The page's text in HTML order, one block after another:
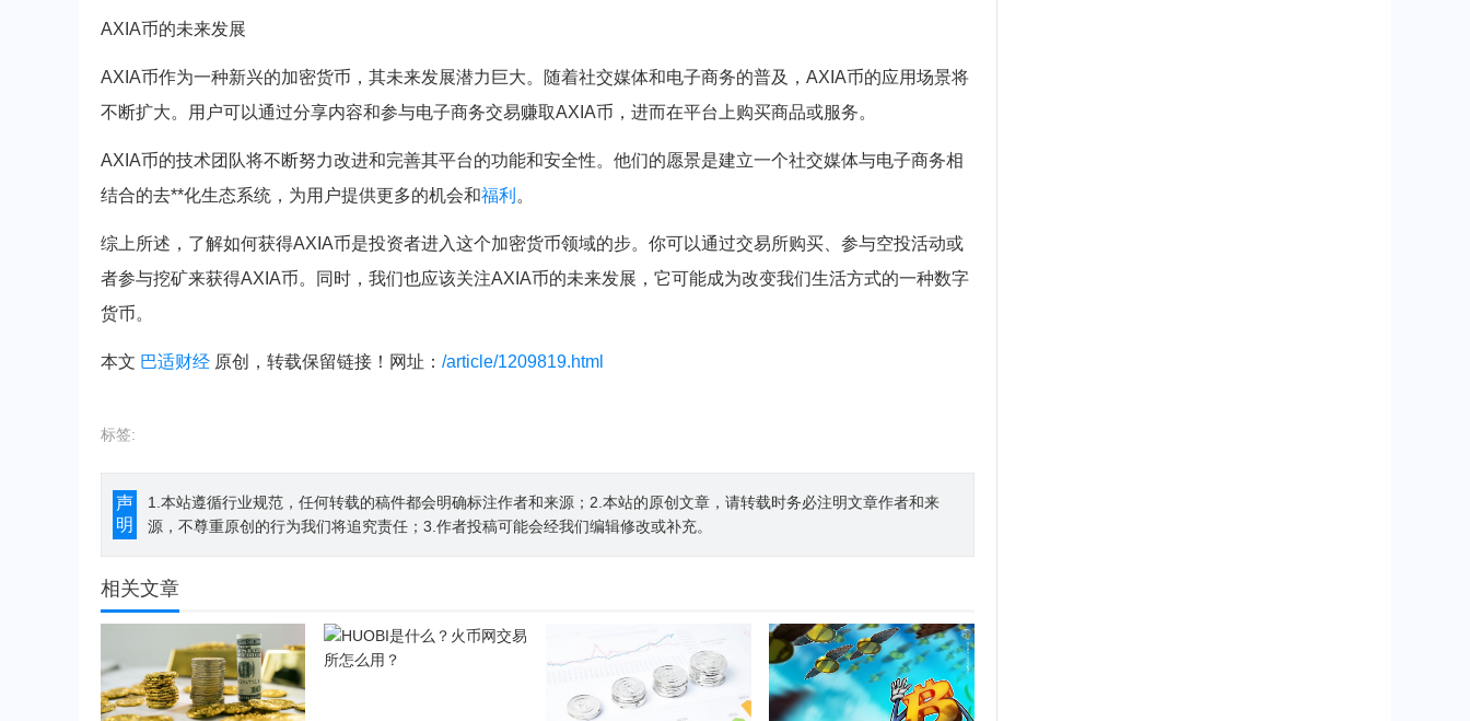
AXIA币的未来发展
AXIA币作为一种新兴的加密货币，其未来发展潜力巨大。随着社交媒体和电子商务的普及，AXIA币的应用场景将
不断扩大。用户可以通过分享内容和参与电子商务交易赚取AXIA币，进而在平台上购买商品或服务。
AXIA币的技术团队将不断努力改进和完善其平台的功能和安全性。他们的愿景是建立一个社交媒体与电子商务相
结合的去**化生态系统，为用户提供更多的机会和福利 。
综上所述，了解如何获得AXIA币是投资者进入这个加密货币领域的步。你可以通过交易所购买、参与空投活动或
者参与挖矿来获得AXIA币。同时，我们也应该关注AXIA币的未来发展，它可能成为改变我们生活方式的一种数字
货币。
本文 巴适财经 原创，转载保留链接！网址： /article/1209819.html
标签:
声
明
1.本站遵循行业规范，任何转载的稿件都会明确标注作者和来源；2.本站的原创文章，请转载时务必注明文章作者和来
源，不尊重原创的行为我们将追究责任；3.作者投稿可能会经我们编辑修改或补充。
相关文章